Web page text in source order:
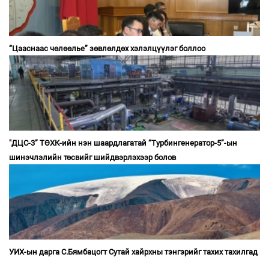
“Цааснаас чөлөөлье” зөвлөлдөх хэлэлцүүлэг боллоо
"ДЦС-3” ТӨХК-ийн нэн шаардлагатай “Турбингенератор-5”-ын
шинэчлэлийн төсвийг шийдвэрлэхээр болов
УИХ-ын дарга С.Бямбацогт Сутай хайрхны тэнгэрийг тахих тахилгад